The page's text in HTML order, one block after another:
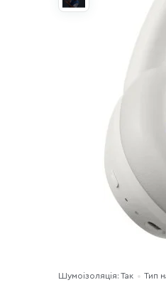
Шумоізоляція: Так Тип